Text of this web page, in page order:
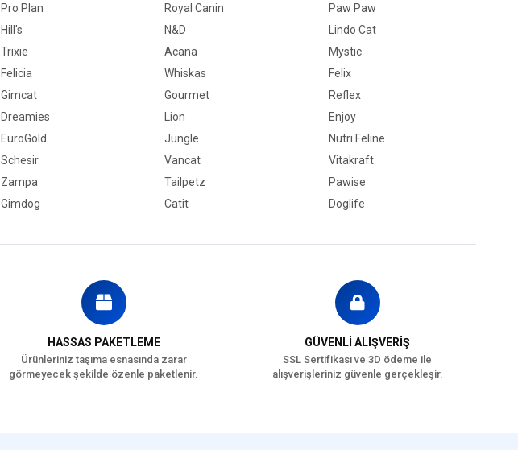
Pro Plan Royal Canin
Paw Paw
Hill's
N&D
Lindo Cat
Trixie
Acana
Mystic
Felicia
Whiskas
Felix
Gimcat
Gourmet
Reflex
Dreamies
Lion
Enjoy
EuroGold
Jungle
Nutri Feline
Schesir
Vancat
Vitakraft
Zampa
Tailpetz
Pawise
Gimdog
Catit Doglife
HASSAS PAKETLEME
Ürünleriniz taşıma esnasında zarar
görmeyecek şekilde özenle paketlenir.
GÜVENLİ ALIŞVERİŞ
SSL Sertifikası ve 3D ödeme ile
alışverişleriniz güvenle gerçekleşir.